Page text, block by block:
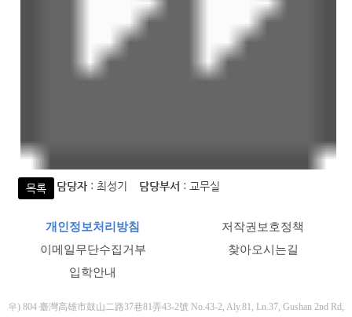
목록 담당자 : 최성기 담당부서 : 교무실
개인정보처리방침
저작권보호정책
이메일무단수집거부
찾아오시는길
입학안내
우) 804 臺灣高雄市鼓山二路37巷81弄43-2號 No.43-2, Aly.81, Ln.37, Gushan 2nd Rd,